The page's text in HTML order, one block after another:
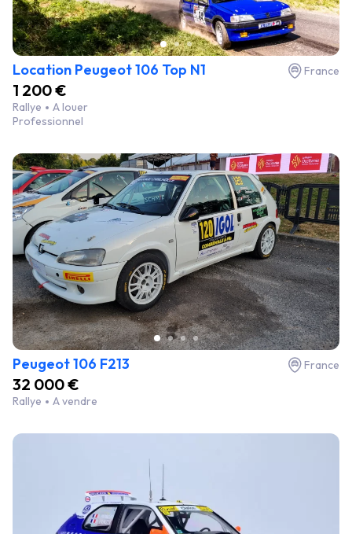
Location Peugeot 106 Top N1 France
1 200 €
Rallye
A louer
Professionnel
Peugeot 106 F213 France
32 000 €
Rallye A vendre